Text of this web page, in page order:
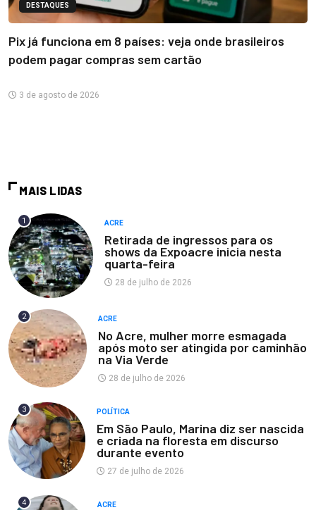
DESTAQUES
Pix já funciona em 8 países: veja onde brasileiros
podem pagar compras sem cartão
3 de agosto de 2026
MAIS LIDAS
1 ACRE
Retirada de ingressos para os
shows da Expoacre inicia nesta
quarta-feira
28 de julho de 2026
2 ACRE
No Acre, mulher morre esmagada
após moto ser atingida por caminhão
na Via Verde
28 de julho de 2026
3 POLÍTICA
Em São Paulo, Marina diz ser nascida
e criada na floresta em discurso
durante evento
27 de julho de 2026
4 ACRE